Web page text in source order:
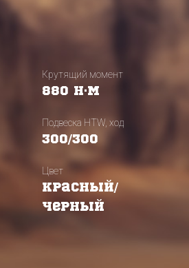
Крутящий момент
880 Н·м
Подвеска HTW, ход
300/300
Цвет
Красный/
Черный